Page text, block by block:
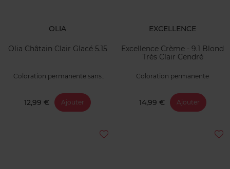
OLIA
Olia Châtain Clair Glacé 5.15
Coloration permanente sans
12,99 € Ajouter
EXCELLENCE
Excellence Crème - 9.1 Blond
Très Clair Cendré
Coloration permanente
14,99 € Ajouter